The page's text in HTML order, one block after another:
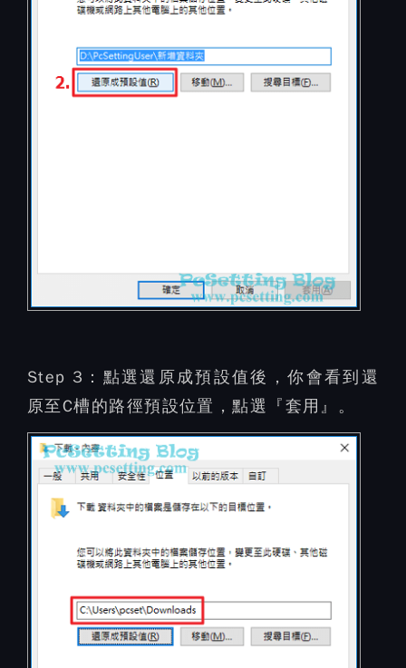
Step 3： 點選還原成預設值後，你會看到還
原至C槽的路徑預設位置，點選『套用』。